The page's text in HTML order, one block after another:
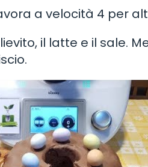
a velocità 4 per
il latte e il sale.